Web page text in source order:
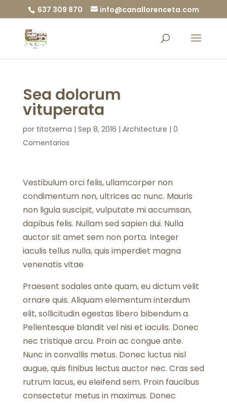
637 309 870 info@canallorenceta.com
Sea dolorum
vituperata
por titotxema | Sep 8, 2016 | Architecture | 0
Comentarios
Vestibulum orci felis, ullamcorper non
condimentum non, ultrices ac nunc. Mauris
non ligula suscipit, vulputate mi accumsan,
dapibus felis. Nullam sed sapien dui. Nulla
auctor sit amet sem non porta. Integer
iaculis tellus nulla, quis imperdiet magna
venenatis vitae
Praesent sodales ante quam, eu dictum velit
ornare quis. Aliquam elementum interdum
elit, sollicitudin egestas libero bibendum a.
Pellentesque blandit vel nisi et iaculis. Donec
nec tristique arcu. Proin ac congue ante.
Nunc in convallis metus. Donec luctus nisl
augue, quis finibus lectus auctor nec. Cras sed
rutrum lacus, eu eleifend sem. Proin faucibus
consectetur metus in maximus. Donec